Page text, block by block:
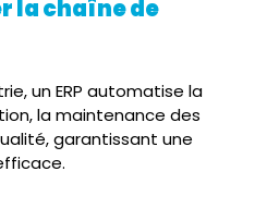
la chaîne de
un ERP automatise la
la maintenance des
garantissant une